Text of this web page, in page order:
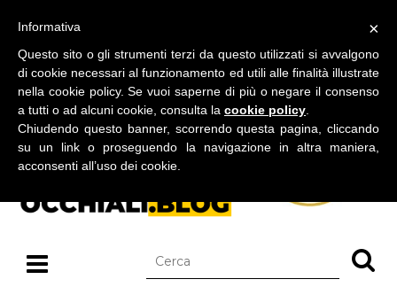
BLOG SU OCCHIALI DA SOLE E OCCHIALI DA VISTA
×
Informativa
Questo sito o gli strumenti terzi da questo utilizzati si avvalgono
di cookie necessari al funzionamento ed utili alle finalità illustrate
nella cookie policy. Se vuoi saperne di più o negare il consenso
a tutti o ad alcuni cookie, consulta la cookie policy
Chiudendo questo banner, scorrendo questa pagina, cliccando
su un link o proseguendo la navigazione in altra maniera,
acconsenti all’uso dei cookie.